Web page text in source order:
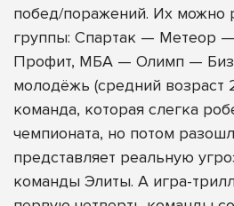
побед/поражений. Их можно
группы: Спартак — Метеор
Профит, МБА — Олимп —
молодёжь (средний возраст
команда, которая слегка
чемпионата, но потом
представляет реальную
команды Элиты. А игра-